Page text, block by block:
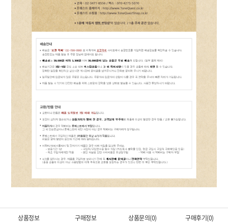
상품정보 구매정보 상품문의(0) 구매후기(0)